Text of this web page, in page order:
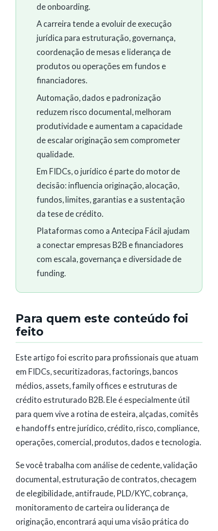
de onboarding.
A carreira tende a evoluir de execução
jurídica para estruturação, governança,
coordenação de mesas e liderança de
produtos ou operações em fundos e
financiadores.
Automação, dados e padronização
reduzem risco documental, melhoram
produtividade e aumentam a capacidade
de escalar originação sem comprometer
qualidade.
Em FIDCs, o jurídico é parte do motor de
decisão: influencia originação, alocação,
fundos, limites, garantias e a sustentação
da tese de crédito.
Plataformas como a Antecipa Fácil ajudam
a conectar empresas B2B e financiadores
com escala, governança e diversidade de
funding.
Para quem este conteúdo foi
feito
Este artigo foi escrito para profissionais que atuam
em FIDCs, securitizadoras, factorings, bancos
médios, assets, family offices e estruturas de
crédito estruturado B2B. Ele é especialmente útil
para quem vive a rotina de esteira, alçadas, comitês
e handoffs entre jurídico, crédito, risco, compliance,
operações, comercial, produtos, dados e tecnologia.
Se você trabalha com análise de cedente, validação
documental, estruturação de contratos, checagem
de elegibilidade, antifraude, PLD/KYC, cobrança,
monitoramento de carteira ou liderança de
originação, encontrará aqui uma visão prática do